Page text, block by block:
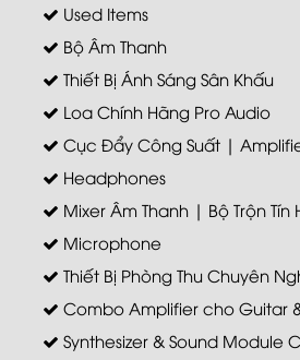
Used Items
Bộ Âm Thanh
Thiết Bị Ánh Sáng Sân Khấu
Loa Chính Hãng Pro Audio
Cục Đẩy Công Suất |
Headphones
Mixer Âm Thanh | Bộ Trộn Tín
Microphone
Thiết Bị Phòng Thu Chuyên
Combo Amplifier cho Guitar
Synthesizer & Sound Module